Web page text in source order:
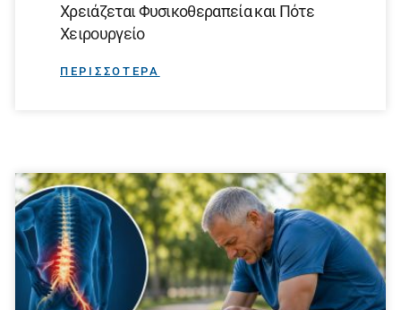
Χρειάζεται Φυσικοθεραπεία και Πότε
Χειρουργείο
ΠΕΡΙΣΣΟΤΕΡΑ